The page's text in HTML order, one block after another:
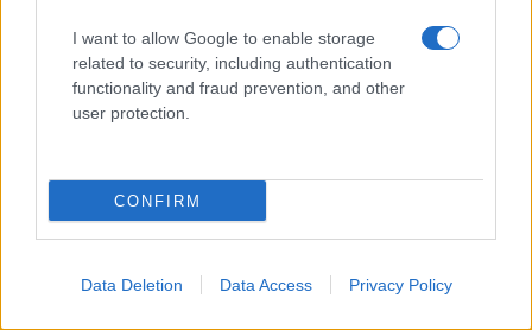
I want to allow Google to enable storage
related to security, including authentication
functionality and fraud prevention, and other
user protection.
CONFIRM
Data Deletion Data Access Privacy Policy
Caffè Zamboni– Via Zamboni, 6 Tel (+39) 051
273102.
234216.